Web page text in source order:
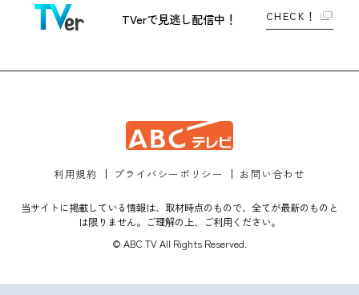
TVerで見逃し配信中！ CHECK！
利用規約 プライバシーポリシー お問い合わせ
当サイトに掲載している情報は、取材時点のもので、全てが最新のものと
は限りません。ご理解の上、ご利用ください。
© ABC TV All Rights Reserved.